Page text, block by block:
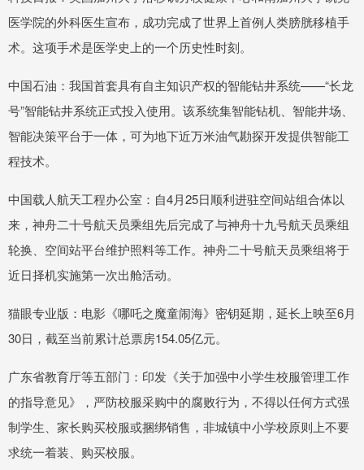
医学院的外科医生宣布，成功完成了世界上首例人类膀胱移植手
术。这项手术是医学史上的一个历史性时刻。
中国石油：我国首套具有自主知识产权的智能钻井系统——“长龙
号”智能钻井系统正式投入使用。该系统集智能钻机、智能井场、
智能决策平台于一体，可为地下近万米油气勘探开发提供智能工
程技术。
中国载人航天工程办公室：自4月25日顺利进驻空间站组合体以
来，神舟二十号航天员乘组先后完成了与神舟十九号航天员乘组
轮换、空间站平台维护照料等工作。神舟二十号航天员乘组将于
近日择机实施第一次出舱活动。
猫眼专业版：电影《哪吒之魔童闹海》密钥延期，延长上映至6月
30日，截至当前累计总票房154.05亿元。
广东省教育厅等五部门：印发《关于加强中小学生校服管理工作
的指导意见》，严防校服采购中的腐败行为，不得以任何方式强
制学生、家长购买校服或捆绑销售，非城镇中小学校原则上不要
求统一着装、购买校服。